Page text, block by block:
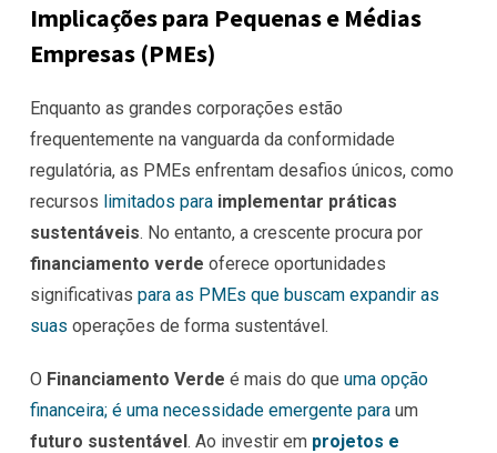
Implicações para Pequenas e Médias
Empresas (PMEs)
Enquanto as grandes corporações estão
frequentemente na vanguarda da conformidade
regulatória, as PMEs enfrentam desafios únicos, como
recursos limitados para implementar práticas
sustentáveis. No entanto, a crescente procura por
financiamento verde oferece oportunidades
significativas para as PMEs que buscam expandir as
suas operações de forma sustentável.
O Financiamento Verde é mais do que uma opção
financeira; é uma necessidade emergente para um
futuro sustentável. Ao investir em projetos e